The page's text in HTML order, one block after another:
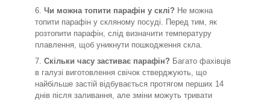
Чи можна топити парафін у склі? Не можна
топити парафін у скляному посуді. Перед тим, як
розтопити парафін, слід визначити температуру
плавлення, щоб уникнути пошкодження скла.
Скільки часу застиває парафін? Багато фахівців
в галузі виготовлення свічок стверджують, що
найбільше застій відбувається протягом перших 14
днів після заливання, але зміни можуть тривати